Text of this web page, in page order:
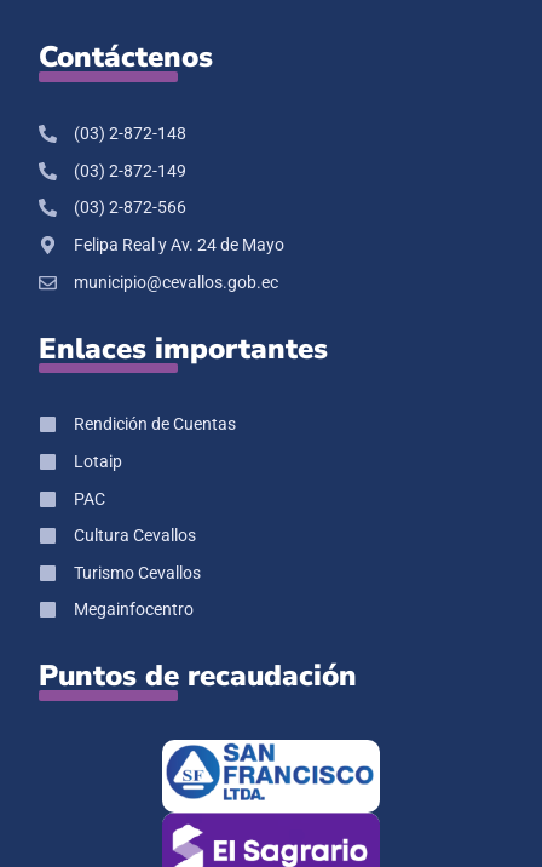
Contáctenos
(03) 2-872-148
(03) 2-872-149
(03) 2-872-566
Felipa Real y Av. 24 de Mayo
municipio@cevallos.gob.ec
Enlaces importantes
Rendición de Cuentas
Lotaip
PAC
Cultura Cevallos
Turismo Cevallos
Megainfocentro
Puntos de recaudación